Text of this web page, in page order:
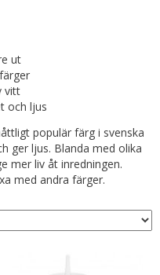
ut
vitt
och ljus
populär färg i svenska
ger ljus. Blanda med olika
mer liv åt inredningen.
med andra färger.